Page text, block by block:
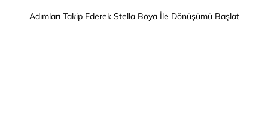
Adımları Takip Ederek Stella Boya İle Dönüşümü Başlat